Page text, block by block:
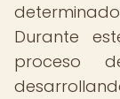
Durante
proceso